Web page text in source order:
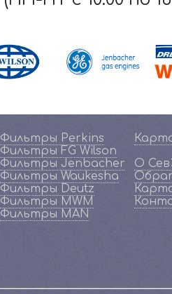
Фильтры Perkins
Фильтры FG Wilson
Фильтры Jenbacher
Фильтры Waukesha
Фильтры Deutz
Фильтры MWM
Фильтры MAN
О